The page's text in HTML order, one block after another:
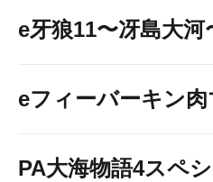
e牙狼11〜冴島大
eフィーバーキン肉
PA大海物語4スペ